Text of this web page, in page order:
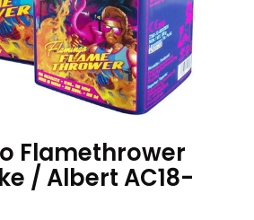
Flamethrower
/ Albert AC18-